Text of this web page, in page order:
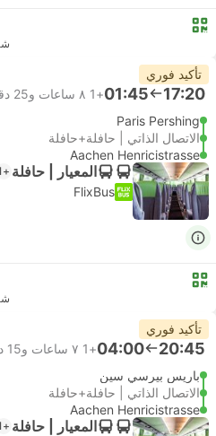
تأكيد فوري
17:20
01:45
+1
٨ ساعات و‫25 دقائق
Paris Pershing
الاتصال الذاتي | حافلة+حافلة
Aachen Henricistrasse
المعيار | حافلة +1
FlixBus
تأكيد فوري
20:45
04:00
+1
٧ ساعات و‫15 دقائق
باريس بيرسي سين
الاتصال الذاتي | حافلة+حافلة
Aachen Henricistrasse
المعيار | حافلة +1